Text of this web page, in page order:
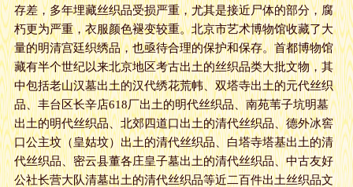
存差，多年埋藏丝织品受损严重，尤其是接近尸体的部分，腐
朽更为严重，衣服颜色褪变较重。北京市艺术博物馆收藏了大
量的明清宫廷织绣品，也亟待合理的保护和保存。首都博物馆
藏有半个世纪以来北京地区考古出土的丝织品类大批文物，其
中包括老山汉墓出土的汉代绣花荒帏、双塔寺出土的元代丝织
品、丰台区长辛店618厂出土的明代丝织品、南苑苇子坑明墓
出土的明代丝织品、北郊四道口出土的清代丝织品、德外冰窖
口公主坟（皇姑坟）出土的清代丝织品、白塔寺塔基出土的清
代丝织品、密云县董各庄皇子墓出土的清代丝织品、中古友好
公社长营大队清墓出土的清代丝织品等近二百件出土丝织品文